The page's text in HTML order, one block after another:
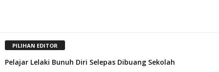
PILIHAN EDITOR
Pelajar Lelaki Bunuh Diri Selepas Dibuang Sekolah